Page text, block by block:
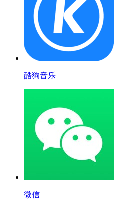
酷狗音乐
微信